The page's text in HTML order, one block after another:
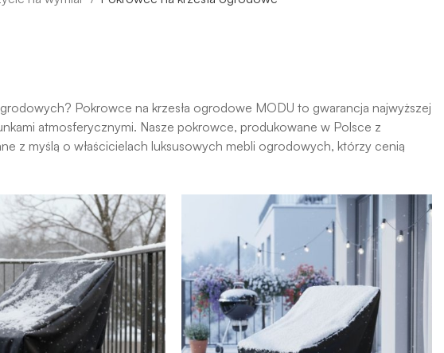
Pokrowce na krzesła ogrodowe MODU to gwarancja najwyższej
atmosferycznymi. Nasze pokrowce, produkowane w Polsce z
z myślą o właścicielach luksusowych mebli ogrodowych, którzy cenią